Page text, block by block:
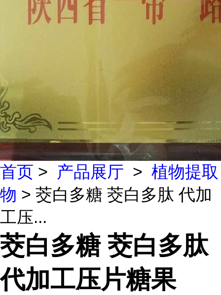
首页 > 产品展厅 > 植物提取
物 > 茭白多糖 茭白多肽 代加
工压...
茭白多糖 茭白多肽
代加工压片糖果